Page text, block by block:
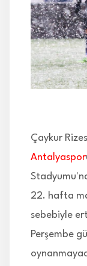
İLETİŞİM
Çaykur
Antalyaspor
22. hafta
sebebiyle
Perşembe